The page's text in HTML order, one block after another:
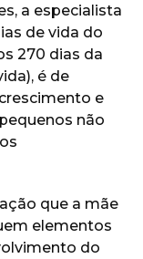
a especialista
de vida do
270 dias da
é de
e
não
que a mãe
elementos
do